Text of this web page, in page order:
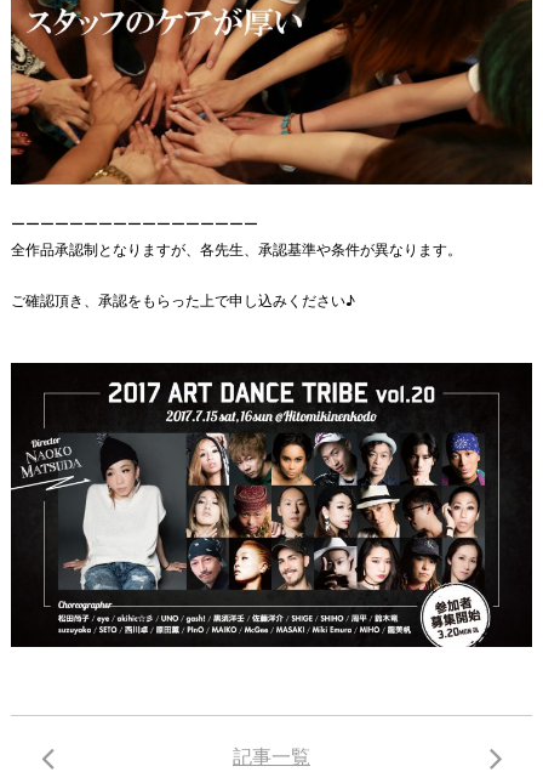
ーーーーーーーーーーーーーーーーー
全作品承認制となりますが、各先生、承認基準や条件が異なります。
ご確認頂き、承認をもらった上で申し込みください♪
記事一覧